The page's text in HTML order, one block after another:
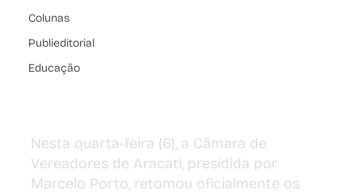
Colunas
Publieditorial
Educação
Nesta quarta-feira (6), a Câmara de
Vereadores de Aracati, presidida por
Marcelo Porto, retomou oficialmente os